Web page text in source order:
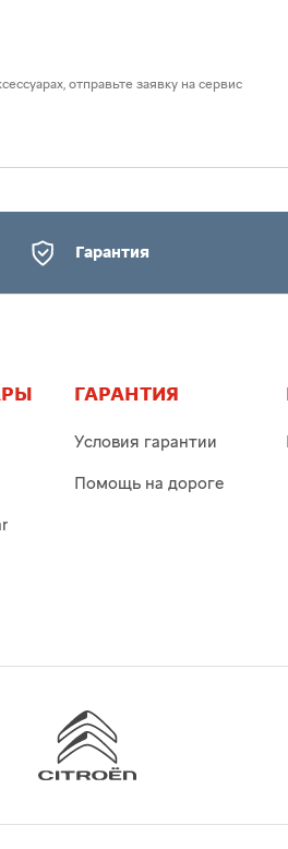
отправьте заявку на сервис
Гарантия
ГАРАНТИЯ
Условия гарантии
Помощь на дороге